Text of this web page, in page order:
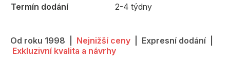
Termín dodání 2-4 týdny
Od roku 1998 | Nejnižší ceny
| Expresní dodání |
Exkluzivní kvalita a návrhy